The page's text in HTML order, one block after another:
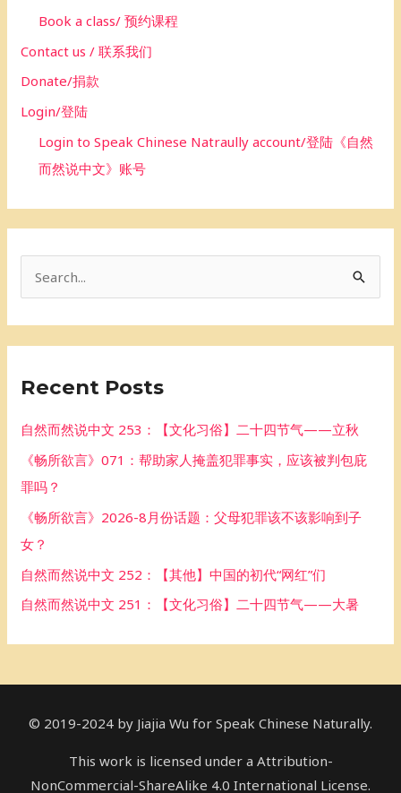
Book a class/ 预约课程
Contact us / 联系我们
Donate/捐款
Login/登陆
Login to Speak Chinese Natraully account/登陆《自然
而然说中文》账号
c
f
r
Recent Posts
自然而然说中文 253：【文化习俗】二十四节气——立秋
《畅所欲言》071：帮助家人掩盖犯罪事实，应该被判包庇
罪吗？
《畅所欲言》2026-8月份话题：父母犯罪该不该影响到子
女？
自然而然说中文 252：【其他】中国的初代“网红”们
自然而然说中文 251：【文化习俗】二十四节气——大暑
© 2019-2024 by Jiajia Wu for Speak Chinese Naturally.
This work is licensed under a Attribution-
NonCommercial-ShareAlike 4.0 International License.